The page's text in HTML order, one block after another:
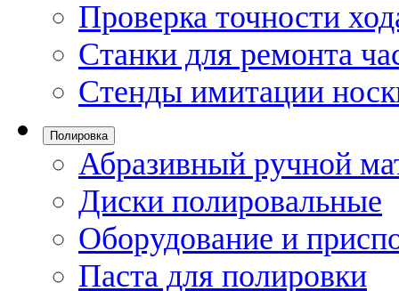
Проверка точности
Станки для ремонта
Стенды имитации
Полировка
Абразивный ручной
Диски полировальные
Оборудование и
Паста для полировки